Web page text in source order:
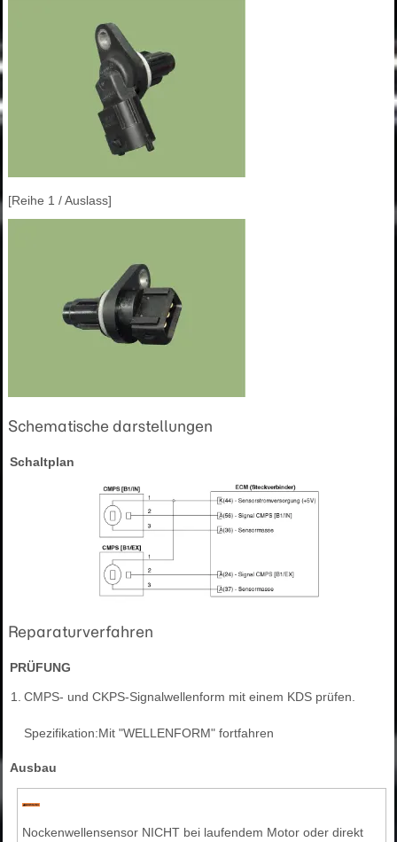
[Reihe 1 / Auslass]
Schematische darstellungen
Schaltplan
Reparaturverfahren
PRÜFUNG
1. CMPS- und CKPS-Signalwellenform mit einem KDS prüfen.
Spezifikation:Mit "WELLENFORM" fortfahren
Ausbau
Nockenwellensensor NICHT bei laufendem Motor oder direkt